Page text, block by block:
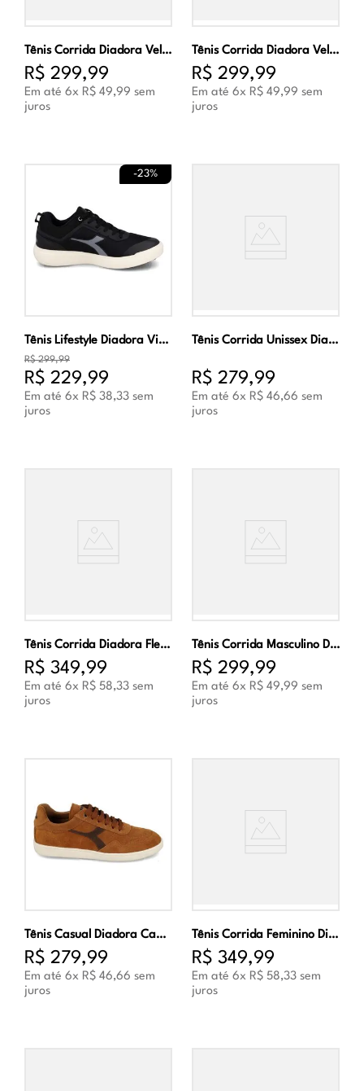
Tênis Corrida Diadora Veloce Masculino Cinza e Verde
R$ 299,99
Em até 6x R$ 49,99 sem
juros
Tênis Corrida Diadora Veloce Unissex Preto e Branco
R$ 299,99
Em até 6x R$ 49,99 sem
juros
-23%
Tênis Lifestyle Diadora Viper Masculino Preto e Cinza
R$ 299,99
R$ 229,99
Em até 6x R$ 38,33 sem
juros
Tênis Corrida Unissex Diadora Fun Preto e Cinza
R$ 279,99
Em até 6x R$ 46,66 sem
juros
Tênis Corrida Diadora Flex Marinho e Verde Masculino
R$ 349,99
Em até 6x R$ 58,33 sem
juros
Tênis Corrida Masculino Diadora Joy Azul e Preto
R$ 299,99
Em até 6x R$ 49,99 sem
juros
Tênis Casual Diadora Capri Masculino Laranja
R$ 279,99
Em até 6x R$ 46,66 sem
juros
Tênis Corrida Feminino Diadora Flex Marinho e Rosa
R$ 349,99
Em até 6x R$ 58,33 sem
juros